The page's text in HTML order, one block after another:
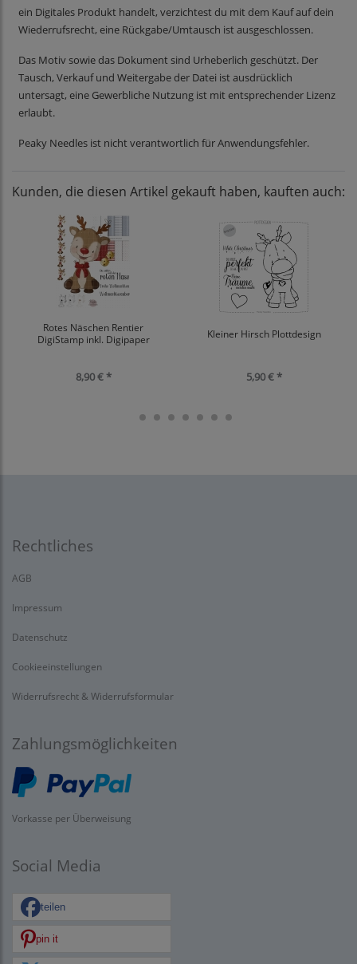
ein Digitales Produkt handelt, verzichtest du mit dem Kauf auf dein
Wiederrufsrecht, eine Rückgabe/Umtausch ist ausgeschlossen.
Das Motiv sowie das Dokument sind Urheberlich geschützt. Der
Tausch, Verkauf und Weitergabe der Datei ist ausdrücklich
untersagt, eine Gewerbliche Nutzung ist mit entsprechender Lizenz
erlaubt.
Peaky Needles ist nicht verantwortlich für Anwendungsfehler.
Kunden, die diesen Artikel gekauft haben, kauften auch:
Rotes Näschen Rentier
DigiStamp inkl. Digipaper
8,90 € *
Kleiner Hirsch Plottdesign
5,90 € *
Rechtliches
AGB
Impressum
Datenschutz
Cookieeinstellungen
Widerrufsrecht & Widerrufsformular
Zahlungsmöglichkeiten
Vorkasse per Überweisung
Social Media
teilen
pin it